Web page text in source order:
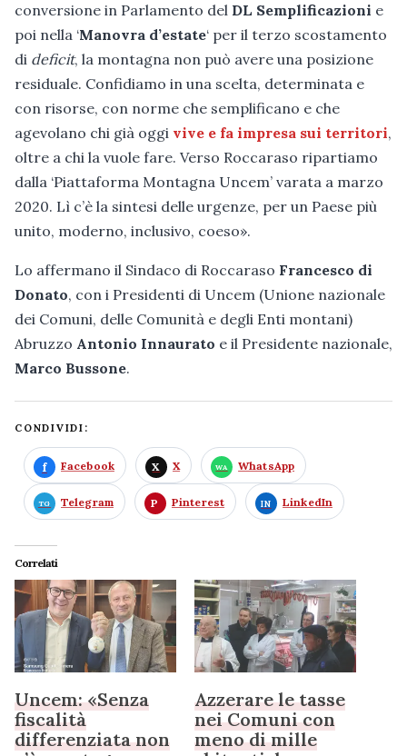
conversione in Parlamento del DL Semplificazioni e
poi nella ‘Manovra d’estate‘ per il terzo scostamento
di deficit, la montagna non può avere una posizione
residuale. Confidiamo in una scelta, determinata e
con risorse, con norme che semplificano e che
agevolano chi già oggi vive e fa impresa sui territori,
oltre a chi la vuole fare. Verso Roccaraso ripartiamo
dalla ‘Piattaforma Montagna Uncem’ varata a marzo
2020. Lì c’è la sintesi delle urgenze, per un Paese più
unito, moderno, inclusivo, coeso».
Lo affermano il Sindaco di Roccaraso Francesco di
Donato, con i Presidenti di Uncem (Unione nazionale
dei Comuni, delle Comunità e degli Enti montani)
Abruzzo Antonio Innaurato e il Presidente nazionale,
Marco Bussone.
CONDIVIDI:
Facebook X WhatsApp
Telegram Pinterest LinkedIn
Correlati
Uncem: «Senza
fiscalità
differenziata non
Azzerare le tasse
nei Comuni con
meno di mille